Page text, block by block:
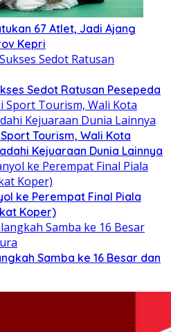
67 Atlet, Jadi Ajang
Kepri
Sedot Ratusan Pesepeda
Tourism, Wali Kota
Kejuaraan Dunia Lainnya
ke Perempat Final Piala
Koper)
Samba ke 16 Besar dan